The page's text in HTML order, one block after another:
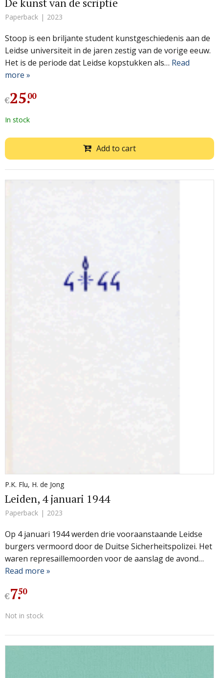
Paperback 2023
Stoop is een briljante student kunstgeschiedenis aan de
Leidse universiteit in de jaren zestig van de vorige eeuw.
Het is de periode dat Leidse kopstukken als… Read
more »
€25.
00
In stock
Add to cart
P.K. Flu, H. de Jong
Leiden, 4 januari 1944
Paperback 2023
Op 4 januari 1944 werden drie vooraanstaande Leidse
burgers vermoord door de Duitse Sicherheitspolizei. Het
waren represaillemoorden voor de aanslag de avond…
Read more »
€7.
50
Not in stock